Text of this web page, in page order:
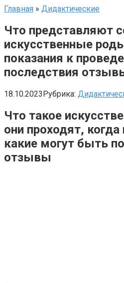
Главная » Дидактические
Что представляют
искусственные
показания к
последствия
18.10.2023Рубрика:
Что такое
они проходят,
какие могут быть
отзывы